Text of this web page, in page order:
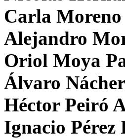
Carla Moreno
Alejandro
Oriol Moya
Álvaro
Héctor Peiró
Ignacio Pérez